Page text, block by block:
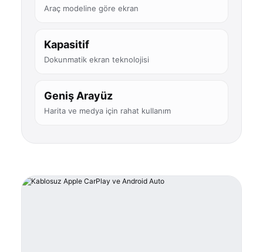
Araç modeline göre ekran
Kapasitif
Dokunmatik ekran teknolojisi
Geniş Arayüz
Harita ve medya için rahat kullanım